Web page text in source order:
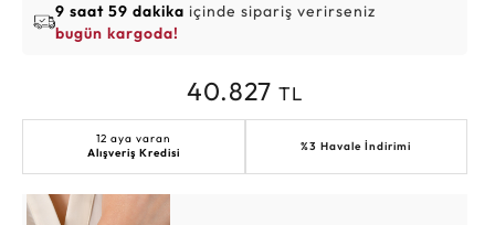
9 saat 59 dakika içinde sipariş verirseniz
bugün kargoda!
40.827 TL
12 aya varan
Alışveriş Kredisi
%3 Havale İndirimi